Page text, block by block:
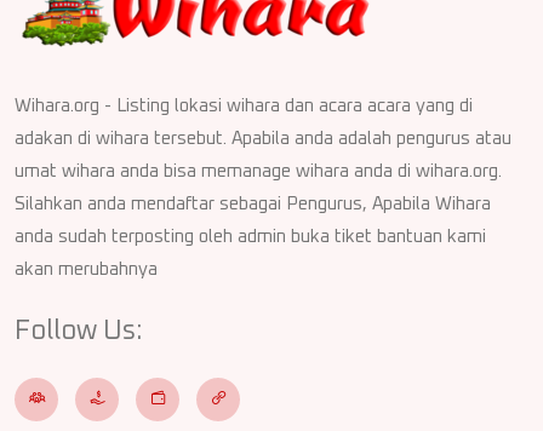
Wihara.org - Listing lokasi wihara dan acara acara yang di
adakan di wihara tersebut. Apabila anda adalah pengurus atau
umat wihara anda bisa memanage wihara anda di wihara.org.
Silahkan anda mendaftar sebagai Pengurus, Apabila Wihara
anda sudah terposting oleh admin buka tiket bantuan kami
akan merubahnya
Follow Us: